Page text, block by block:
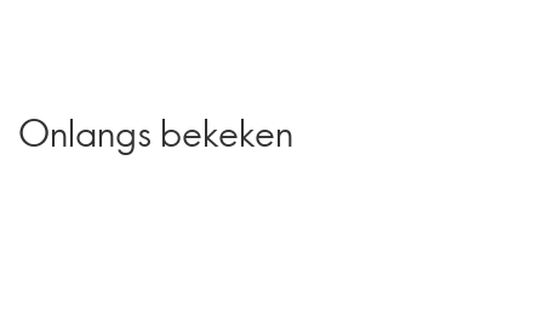
Onlangs bekeken